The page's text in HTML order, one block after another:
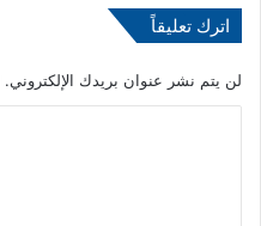
ر
س
اترك تعليقاً
لن يتم نشر عنوان بريدك الإلكتروني.